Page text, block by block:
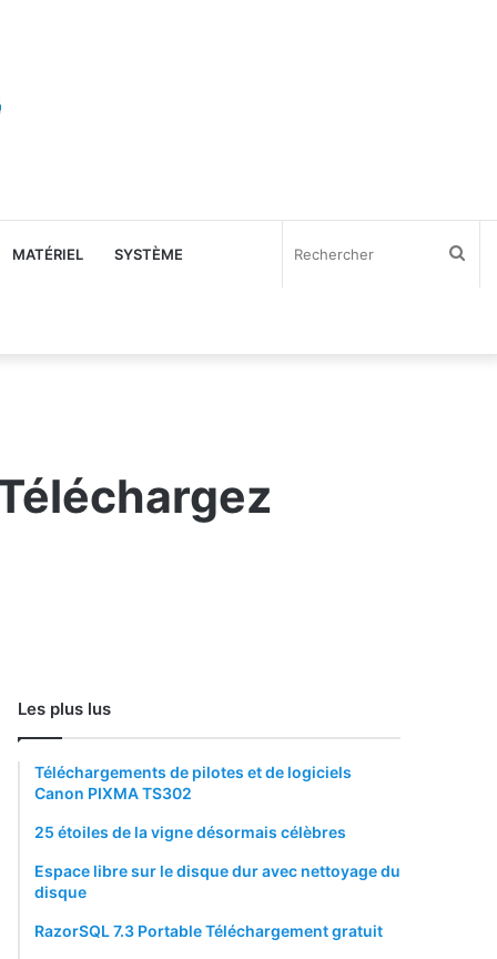
MATÉRIEL SYSTÈME
Les plus lus
Téléchargements de pilotes et de logiciels
Canon PIXMA TS302
25 étoiles de la vigne désormais célèbres
Espace libre sur le disque dur avec nettoyage du
disque
RazorSQL 7.3 Portable Téléchargement gratuit